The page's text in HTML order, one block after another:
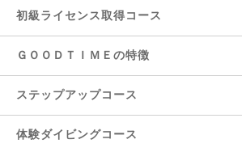
初級ライセンス取得コース
ＧＯＯＤＴＩＭＥの特徴
ステップアップコース
体験ダイビングコース